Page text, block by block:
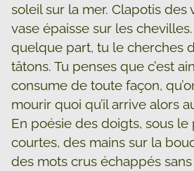
soleil sur la mer. Clapotis des
vase épaisse sur les chevilles.
quelque part, tu le cherches
tâtons. Tu penses que c’est
consume de toute façon,
mourir quoi qu’il arrive alors
En poésie des doigts, sous
courtes, des mains sur la
des mots crus échappés